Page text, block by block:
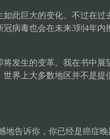
此巨大的变化。不过在过
病毒也会在未来3到4年内
发生的变革。我在书中展
界上大多数地区并不是提
地告诉你，你已经是癌症